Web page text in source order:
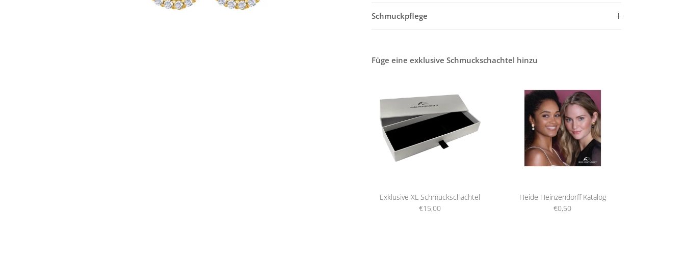
Schmuckpflege
Füge eine exklusive Schmuckschachtel hinzu
Exklusive XL Schmuckschachtel
€15,00
Heide Heinzendorff Katalog
€0,50